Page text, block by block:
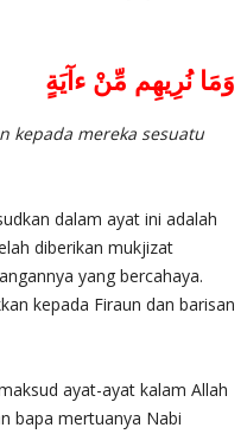
‎وَمَا نُرِيهِم مِّنْ ءآيَةٍ
kepada mereka sesuatu
diberikan mukjizat
yang bercahaya.
kepada Firaun dan barisan
ayat-ayat kalam Allah
bapa mertuanya Nabi